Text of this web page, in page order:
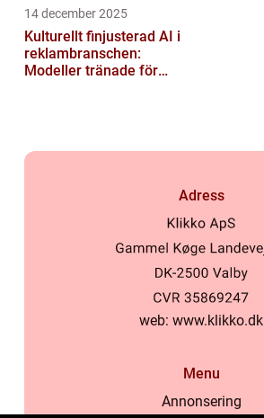
14 december 2025
Kulturellt finjusterad AI i
reklambranschen:
Modeller tränade för
Adress
web: www.klikko.dk
Menu
Annonsering